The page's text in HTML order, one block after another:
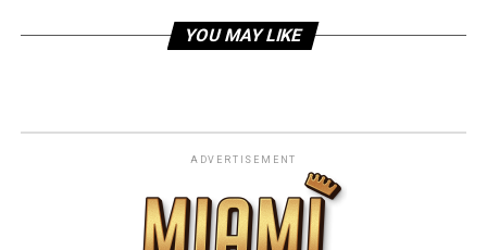
YOU MAY LIKE
ADVERTISEMENT